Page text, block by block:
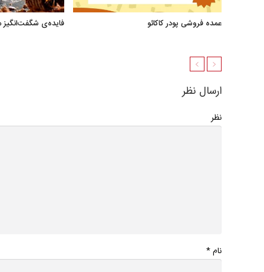
عمده فروشی پودر کاکائو فایده‌ی
ارسال نظر
نظر
نام*